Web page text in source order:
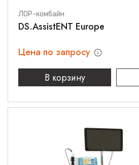
ЛОР-комбайн
DS.AssistENT Europe
Цена по запросу
В корзину